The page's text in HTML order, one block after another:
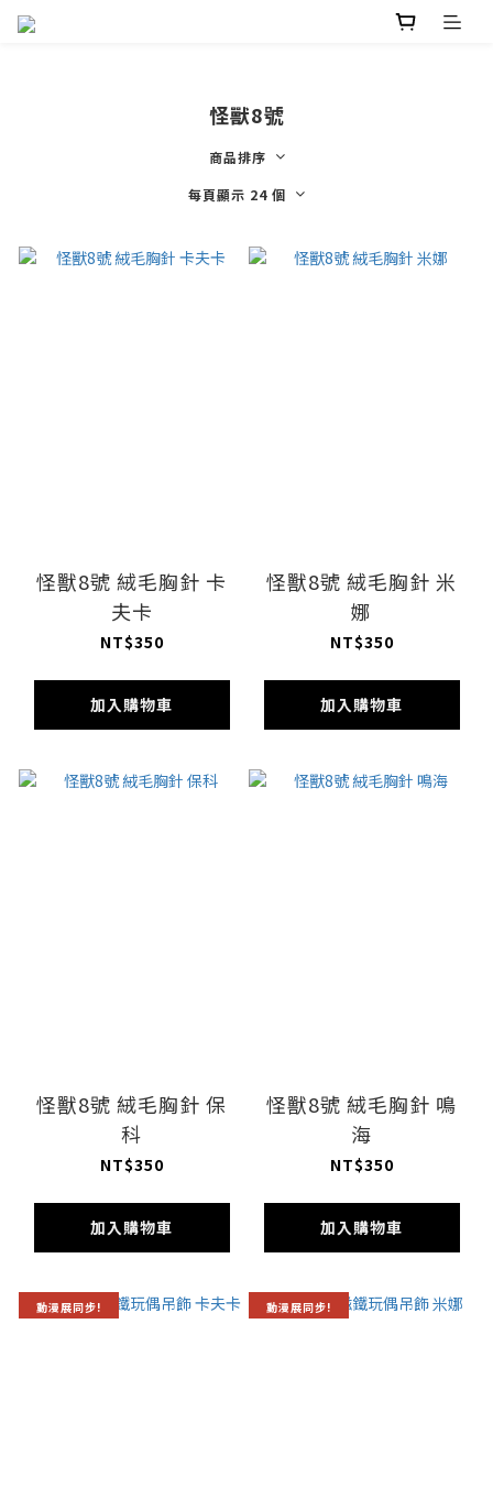
怪獸8號
商品排序
每頁顯示 24 個
怪獸8號 絨毛胸針 卡
夫卡
NT$350
加入購物車
怪獸8號 絨毛胸針 米
娜
NT$350
加入購物車
怪獸8號 絨毛胸針 保
科
NT$350
加入購物車
怪獸8號 絨毛胸針 鳴
海
NT$350
加入購物車
動漫展同步! 動漫展同步!